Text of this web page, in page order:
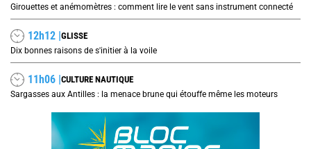
Girouettes et anémomètres : comment lire le vent sans instrument connecté
12h12 |GLISSE
Dix bonnes raisons de s'initier à la voile
11h06 |CULTURE NAUTIQUE
Sargasses aux Antilles : la menace brune qui étouffe même les moteurs